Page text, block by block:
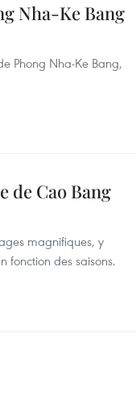
Nha-Ke Bang
Phong Nha-Ke Bang,
de Cao Bang
magnifiques, y
fonction des saisons.